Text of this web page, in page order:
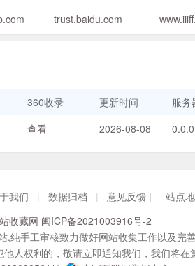
trust.baidu.com
360收录 更新时间
服务
查看 2026-08-08
我们 | 数据归档 | 意见反馈 |
站点
收藏网 闽ICP备2021003916号-2
,纯手工审核致力做好网站收集工作以及完
人权利的，敬请立即通知我们，我们将在